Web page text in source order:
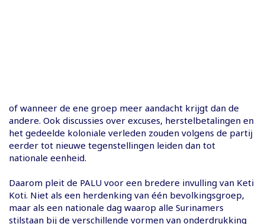
of wanneer de ene groep meer aandacht krijgt dan de
andere. Ook discussies over excuses, herstelbetalingen en
het gedeelde koloniale verleden zouden volgens de partij
eerder tot nieuwe tegenstellingen leiden dan tot
nationale eenheid.
Daarom pleit de PALU voor een bredere invulling van Keti
Koti. Niet als een herdenking van één bevolkingsgroep,
maar als een nationale dag waarop alle Surinamers
stilstaan bij de verschillende vormen van onderdrukking